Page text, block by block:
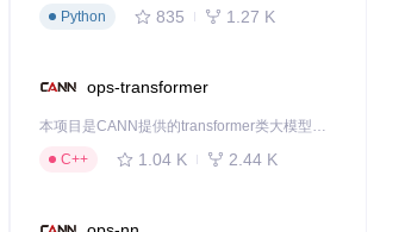
Python
835 1.27 K
ops-transformer
本项目是CANN提供的transformer类大模型算子库，实现网络在NPU上加速计算。
C++
1.04 K 2.44 K